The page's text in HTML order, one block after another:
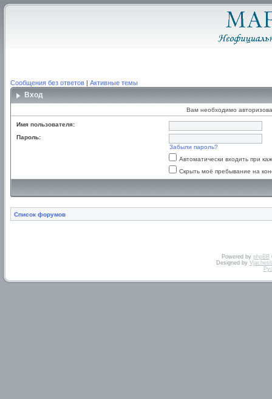
Сообщения без ответов | Активные темы
Вход
Вам необходимо
Имя пользователя:
Пароль:
Забыли пароль?
Автоматически входить при
Скрыть моё пребывание на
Список форумов
Powered by phpBB
Designed by